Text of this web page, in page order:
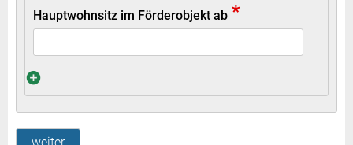
Hauptwohnsitz im Förderobjekt ab *